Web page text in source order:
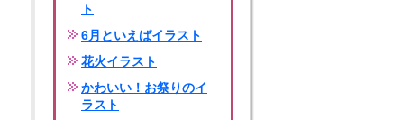
ト
6月といえばイラスト
花火イラスト
かわいい！お祭りのイ
ラスト